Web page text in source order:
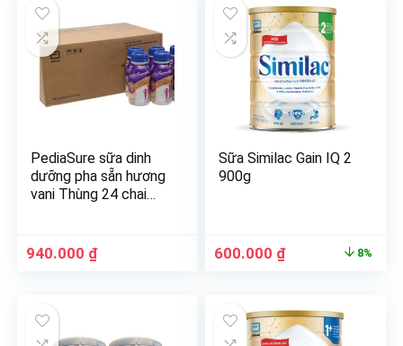
PediaSure sữa dinh
dưỡng pha sẵn hương
vani Thùng 24 chai
940.000 ₫
Sữa Similac Gain IQ 2
900g
600.000 ₫ 8%